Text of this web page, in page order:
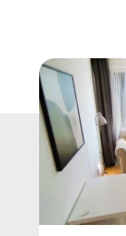
Dodaj do ulubionych